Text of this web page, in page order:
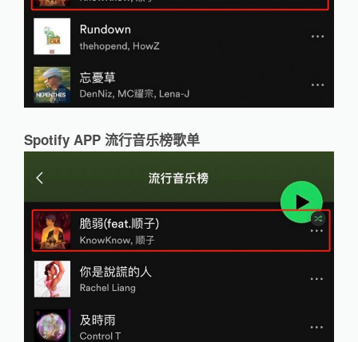
Spotify APP 流行音乐榜歌单